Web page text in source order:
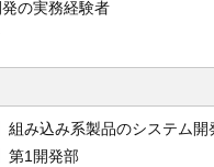
の実務経験者
組み込み系製品のシステム
第1開発部